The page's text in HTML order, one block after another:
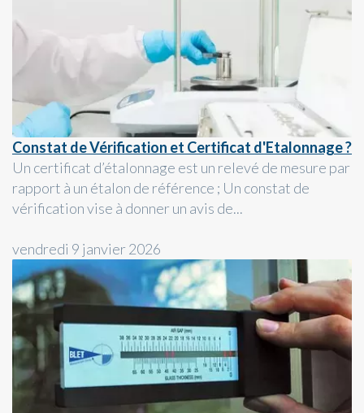
Constat de Vérification et Certificat d'Etalonnage ?
Un certificat d’étalonnage est un relevé de mesure par
rapport à un étalon de référence ; Un constat de
vérification vise à donner un avis de...
vendredi 9 janvier 2026